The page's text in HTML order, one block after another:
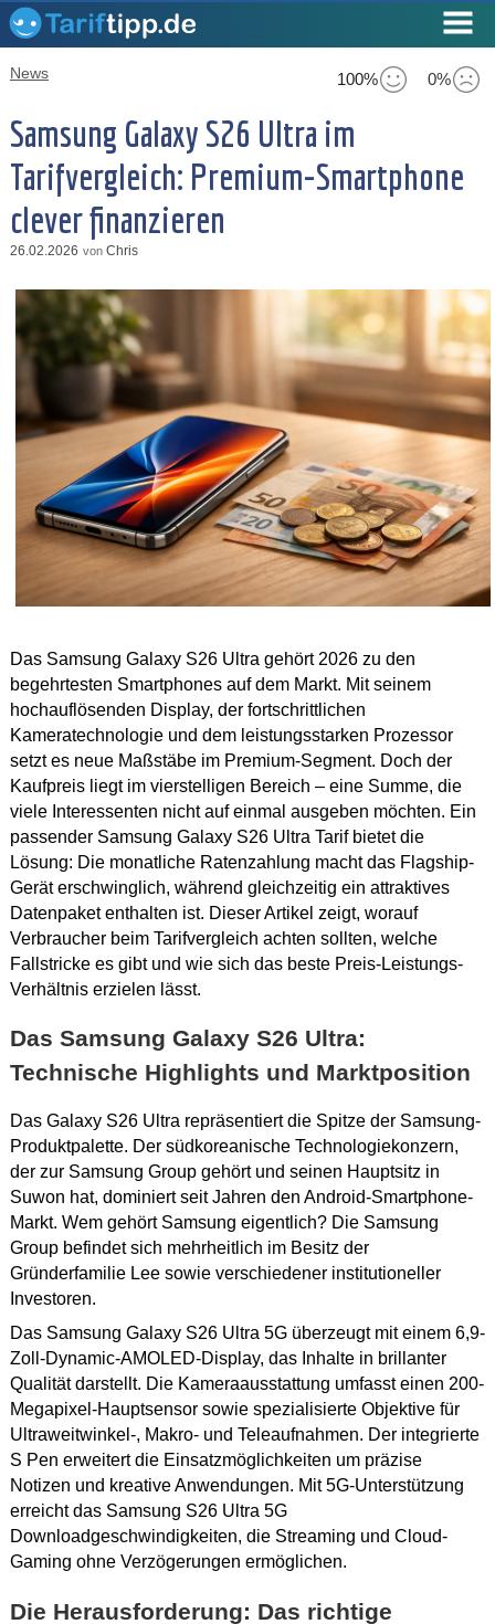
100% 0%
News
Samsung Galaxy S26 Ultra im
Tarifvergleich: Premium-Smartphone
clever finanzieren
26.02.2026 von Chris
Das Samsung Galaxy S26 Ultra gehört 2026 zu den
begehrtesten Smartphones auf dem Markt. Mit seinem
hochauflösenden Display, der fortschrittlichen
Kameratechnologie und dem leistungsstarken Prozessor
setzt es neue Maßstäbe im Premium-Segment. Doch der
Kaufpreis liegt im vierstelligen Bereich – eine Summe, die
viele Interessenten nicht auf einmal ausgeben möchten. Ein
passender Samsung Galaxy S26 Ultra Tarif bietet die
Lösung: Die monatliche Ratenzahlung macht das Flagship-
Gerät erschwinglich, während gleichzeitig ein attraktives
Datenpaket enthalten ist. Dieser Artikel zeigt, worauf
Verbraucher beim Tarifvergleich achten sollten, welche
Fallstricke es gibt und wie sich das beste Preis-Leistungs-
Verhältnis erzielen lässt.
Das Samsung Galaxy S26 Ultra:
Technische Highlights und Marktposition
Das Galaxy S26 Ultra repräsentiert die Spitze der Samsung-
Produktpalette. Der südkoreanische Technologiekonzern,
der zur Samsung Group gehört und seinen Hauptsitz in
Suwon hat, dominiert seit Jahren den Android-Smartphone-
Markt. Wem gehört Samsung eigentlich? Die Samsung
Group befindet sich mehrheitlich im Besitz der
Gründerfamilie Lee sowie verschiedener institutioneller
Investoren.
Das Samsung Galaxy S26 Ultra 5G überzeugt mit einem 6,9-
Zoll-Dynamic-AMOLED-Display, das Inhalte in brillanter
Qualität darstellt. Die Kameraausstattung umfasst einen 200-
Megapixel-Hauptsensor sowie spezialisierte Objektive für
Ultraweitwinkel-, Makro- und Teleaufnahmen. Der integrierte
S Pen erweitert die Einsatzmöglichkeiten um präzise
Notizen und kreative Anwendungen. Mit 5G-Unterstützung
erreicht das Samsung S26 Ultra 5G
Downloadgeschwindigkeiten, die Streaming und Cloud-
Gaming ohne Verzögerungen ermöglichen.
Die Herausforderung: Das richtige